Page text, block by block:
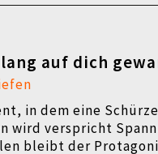
lang auf dich
in dem eine Schürze
wird verspricht
bleibt der